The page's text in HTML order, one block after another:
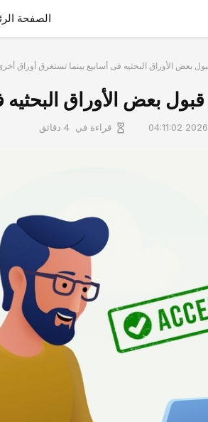
الصفحة
بعض الأوراق البحثیه فی أسابیع بینما تستغرق أوراق
قبول بعض الأوراق
2026- قراءة في 4 دقائق